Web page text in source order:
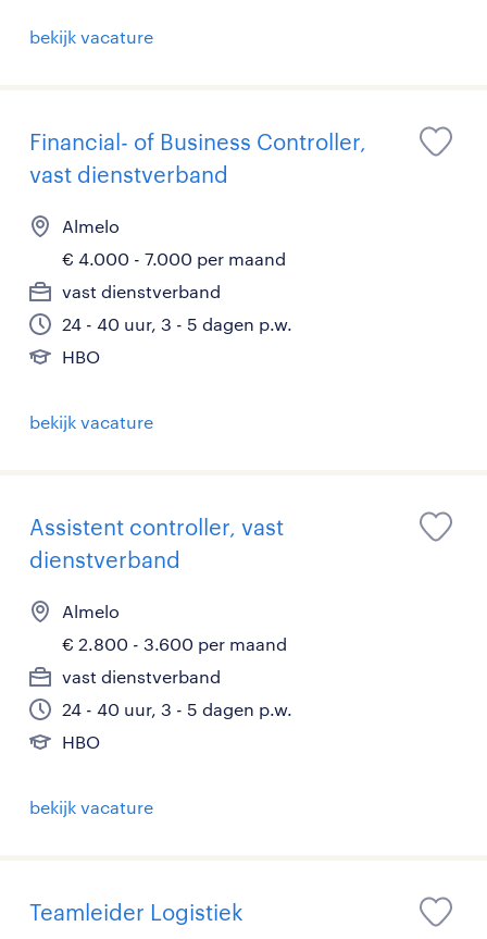
bekijk vacature
Financial- of Business Controller,
vast dienstverband
Almelo
€ 4.000 - 7.000 per maand
vast dienstverband
24 - 40 uur, 3 - 5 dagen p.w.
HBO
bekijk vacature
Assistent controller, vast
dienstverband
Almelo
€ 2.800 - 3.600 per maand
vast dienstverband
24 - 40 uur, 3 - 5 dagen p.w.
HBO
bekijk vacature
Teamleider Logistiek